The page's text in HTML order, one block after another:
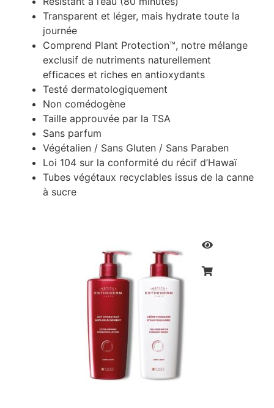
Transparent et léger, mais hydrate toute la
journée
Comprend Plant Protection™, notre mélange
exclusif de nutriments naturellement
efficaces et riches en antioxydants
Testé dermatologiquement
Non comédogène
Taille approuvée par la TSA
Sans parfum
Végétalien / Sans Gluten / Sans Paraben
Loi 104 sur la conformité du récif d’Hawaï
Tubes végétaux recyclables issus de la canne
à sucre